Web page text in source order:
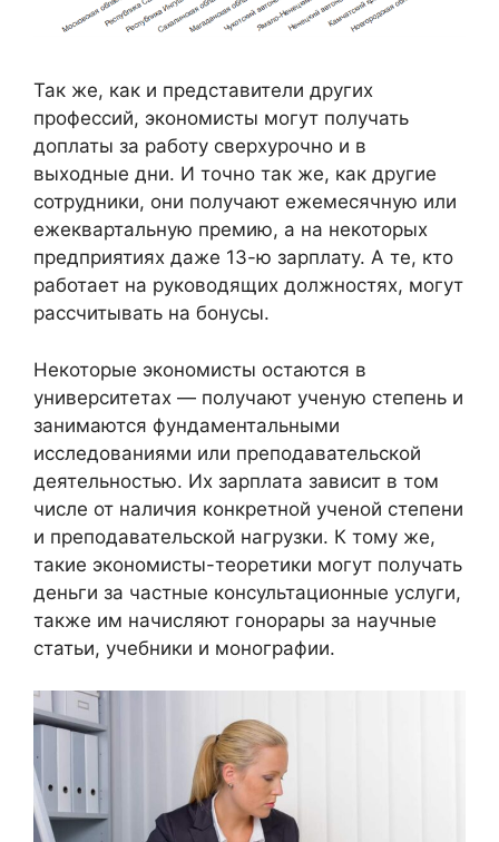
Так же, как и представители других
профессий, экономисты могут получать
доплаты за работу сверхурочно и в
выходные дни. И точно так же, как другие
сотрудники, они получают ежемесячную или
ежеквартальную премию, а на некоторых
предприятиях даже 13-ю зарплату. А те, кто
работает на руководящих должностях, могут
рассчитывать на бонусы.
Некоторые экономисты остаются в
университетах — получают ученую степень и
занимаются фундаментальными
исследованиями или преподавательской
деятельностью. Их зарплата зависит в том
числе от наличия конкретной ученой степени
и преподавательской нагрузки. К тому же,
такие экономисты-теоретики могут получать
деньги за частные консультационные услуги,
также им начисляют гонорары за научные
статьи, учебники и монографии.